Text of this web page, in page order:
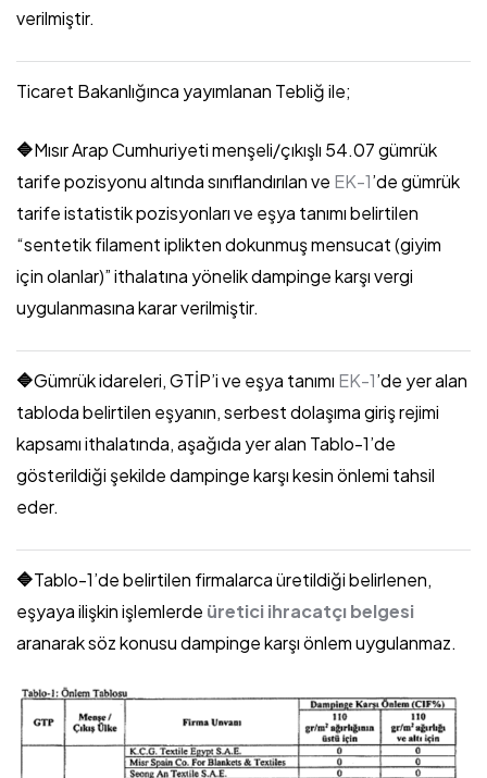
verilmiştir.
Ticaret Bakanlığınca yayımlanan Tebliğ ile;
🔷Mısır Arap Cumhuriyeti menşeli/çıkışlı 54.07 gümrük
tarife pozisyonu altında sınıflandırılan ve EK-1’de gümrük
tarife istatistik pozisyonları ve eşya tanımı belirtilen
“sentetik filament iplikten dokunmuş mensucat (giyim
için olanlar)” ithalatına yönelik dampinge karşı vergi
uygulanmasına karar verilmiştir.
🔷Gümrük idareleri, GTİP’i ve eşya tanımı EK-1’de yer alan
tabloda belirtilen eşyanın, serbest dolaşıma giriş rejimi
kapsamı ithalatında, aşağıda yer alan Tablo-1’de
gösterildiği şekilde dampinge karşı kesin önlemi tahsil
eder.
🔷Tablo-1’de belirtilen firmalarca üretildiği belirlenen,
eşyaya ilişkin işlemlerde üretici ihracatçı belgesi
aranarak söz konusu dampinge karşı önlem uygulanmaz.